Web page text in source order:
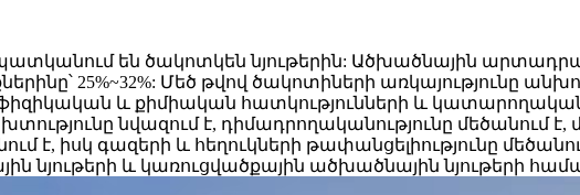
են ծակոտկեն նյութերին: Ածխածնային
25%~32%: Մեծ թվով ծակոտիների առկայությունը
և քիմիական հատկությունների և
նվազում է, դիմադրողականությունը մեծանում
է, իսկ գազերի և հեղուկների թափանցելիությունը
նյութերի և կառուցվածքային ածխածնային նյութերի